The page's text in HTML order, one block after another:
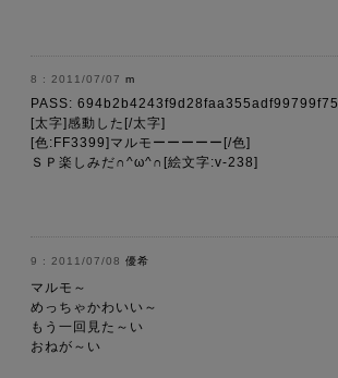
2011/07/07 m
PASS: 694b2b4243f9d28faa355adf99799f75
[太字]感動した[/太字]
[色:FF3399]マルモーーーーー[/色]
ＳＰ楽しみだ∩^ω^∩[絵文字:v-238]
2011/07/08 優希
マルモ～
めっちゃかわいい～
もう一回見た～い
おねが～い